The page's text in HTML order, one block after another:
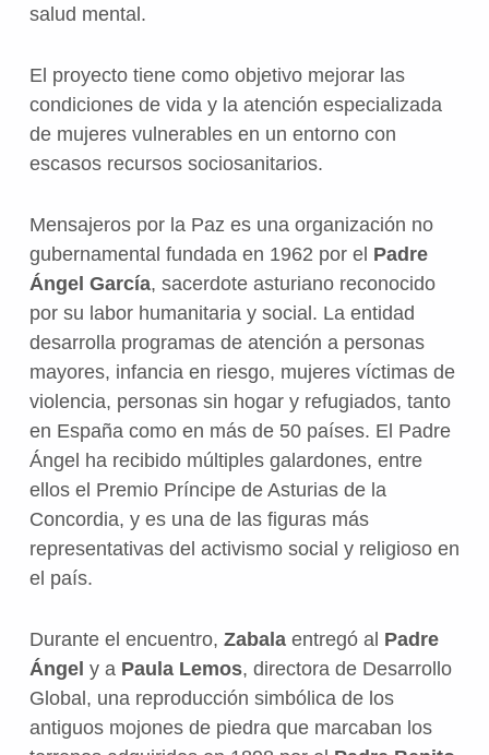
salud mental.
El proyecto tiene como objetivo mejorar las
condiciones de vida y la atención especializada
de mujeres vulnerables en un entorno con
escasos recursos sociosanitarios.
Mensajeros por la Paz es una organización no
gubernamental fundada en 1962 por el Padre
Ángel García, sacerdote asturiano reconocido
por su labor humanitaria y social. La entidad
desarrolla programas de atención a personas
mayores, infancia en riesgo, mujeres víctimas de
violencia, personas sin hogar y refugiados, tanto
en España como en más de 50 países. El Padre
Ángel ha recibido múltiples galardones, entre
ellos el Premio Príncipe de Asturias de la
Concordia, y es una de las figuras más
representativas del activismo social y religioso en
el país.
Durante el encuentro, Zabalaentregó al Padre
Ángel y a Paula Lemos, directora de Desarrollo
Global, una reproducción simbólica de los
antiguos mojones de piedra que marcaban los